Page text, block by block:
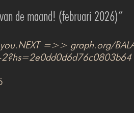
de maand! (februari 2026)”
you.NEXT =>> graph.org/